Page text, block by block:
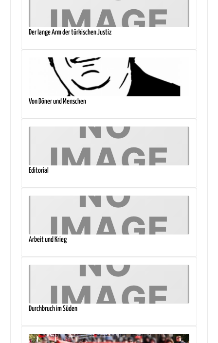
Der lange Arm der türkischen Justiz
Von Döner und Menschen
Editorial
Arbeit und Krieg
Durchbruch im Süden